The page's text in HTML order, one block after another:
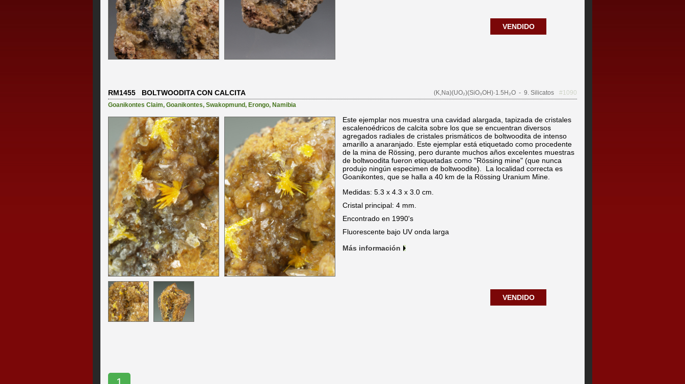
VENDIDO
RM1455 BOLTWOODITA CON CALCITA (K,Na)(UO₂)(SiO₃OH)·1.5H₂O - 9. Silicatos
#1090
Goanikontes Claim, Goanikontes, Swakopmund, Erongo, Namibia
Este ejemplar nos muestra una cavidad alargada, tapizada de cristales
escalenoédricos de calcita sobre los que se encuentran diversos
agregados radiales de cristales prismáticos de boltwoodita de intenso
amarillo a anaranjado. Este ejemplar está etiquetado como procedente
de la mina de Rössing, pero durante muchos años excelentes muestras
de boltwoodita fueron etiquetadas como "Rössing mine" (que nunca
produjo ningún especimen de boltwoodite). La localidad correcta es
Goanikontes, que se halla a 40 km de la Rössing Uranium Mine.
Medidas: 5.3 x 4.3 x 3.0 cm.
Cristal principal: 4 mm.
Encontrado en 1990's
Fluorescente bajo UV onda larga
Más información
VENDIDO